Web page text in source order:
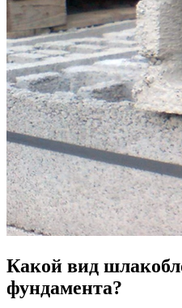
Какой вид
фундамента?